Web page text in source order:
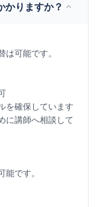
かりますか？
可能です。
を確保しています
に講師へ相談して
です。